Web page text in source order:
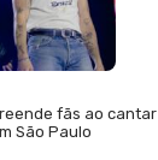
fãs ao cantar
São Paulo